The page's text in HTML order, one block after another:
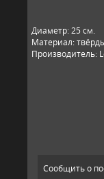
Диаметр: 25 см.
Материал:
Производитель:
Сообщить о